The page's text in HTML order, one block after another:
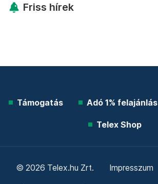
Friss hírek
Támogatás Adó 1% felajánlás
Telex Shop
© 2026 Telex.hu Zrt. Impresszum